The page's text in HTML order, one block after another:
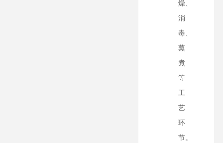
燥、
消
毒、
蒸
煮
等
工
艺
环
节。